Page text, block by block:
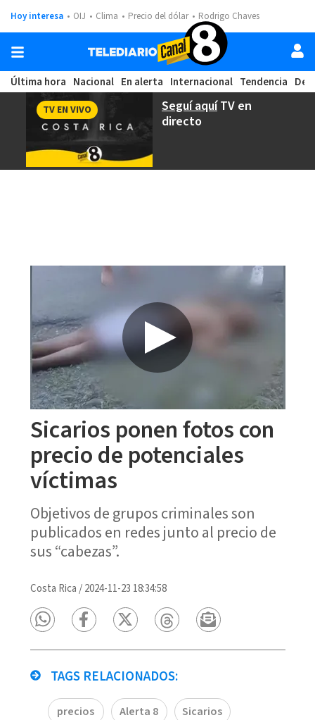
Hoy interesa OIJ Clima Precio del dólar Rodrigo Chaves
Última hora Nacional En alerta Internacional Tendencia
Seguí aquíTV en
directo
TV EN VIVO
Sicarios ponen fotos con
precio de potenciales
víctimas
Objetivos de grupos criminales son
publicados en redes junto al precio de
sus “cabezas”.
Costa Rica /2024-11-23 18:34:58
TAGS RELACIONADOS:
precios Alerta 8 Sicarios